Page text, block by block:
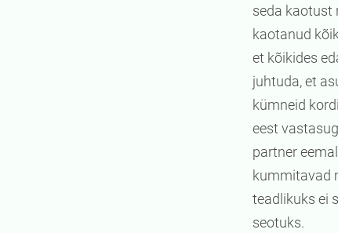
seda kaotust
kaotanud
et kõikides
juhtuda, et
kümneid
eest
partner
kummitavad
teadlikuks ei
seotuks.